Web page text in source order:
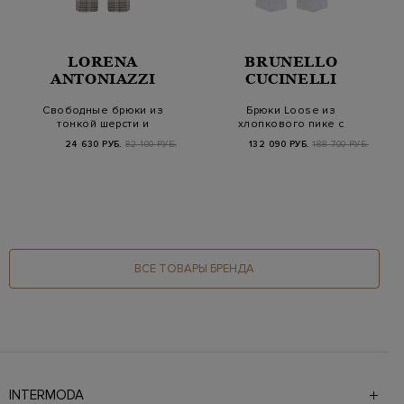
LORENA
ANTONIAZZI
Свободные брюки из
тонкой шерсти и
24 630 РУБ. 82 100 РУБ.
BRUNELLO
CUCINELLI
Брюки Loose из
хлопкового пике с
132 090 РУБ. 188 700 РУБ.
ВСЕ ТОВАРЫ БРЕНДА
INTERMODA